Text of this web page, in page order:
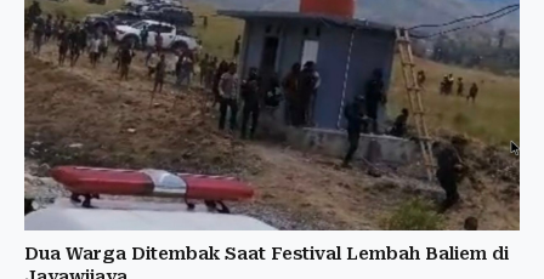
Dua Warga Ditembak Saat Festival Lembah Baliem di